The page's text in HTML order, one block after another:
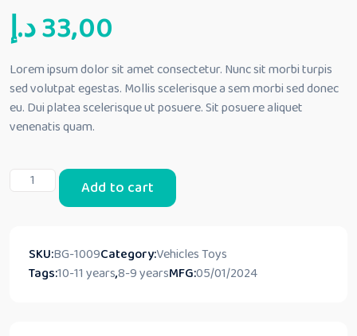
on
customer
rating33,00د.إ
Lorem ipsum dolor sit amet consectetur. Nunc sit morbi turpis
sed volutpat egestas. Mollis scelerisque a sem morbi sed donec
eu. Dui platea scelerisque ut posuere. Sit posuere aliquet
venenatis quam.
Galore:
Rev
Playtime
Excitement!
Add to cart
SKU:BG-1009Category:Vehicles Toys
Tags:10-11 years,8-9 yearsMFG:05/01/2024